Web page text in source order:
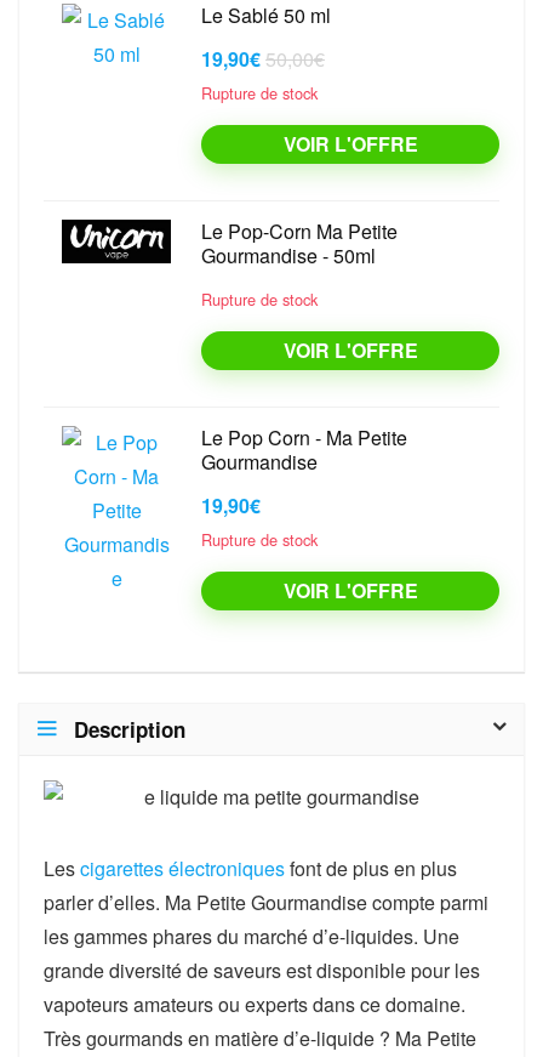
Le Sablé 50 ml
19,90€50,00€
Rupture de stock
VOIR L'OFFRE
Le Pop-Corn Ma Petite
Gourmandise - 50ml
Rupture de stock
VOIR L'OFFRE
Le Pop Corn - Ma Petite
Gourmandise
19,90€
Rupture de stock
VOIR L'OFFRE
Description
Lescigarettes électroniquesfont de plus en plus
parler d’elles. Ma Petite Gourmandise compte parmi
les gammes phares du marché d’e-liquides. Une
grande diversité de saveurs est disponible pour les
vapoteurs amateurs ou experts dans ce domaine.
Très gourmands en matière d’e-liquide ? Ma Petite